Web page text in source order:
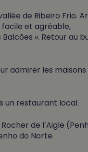
de Ribeiro Frio.
facile et agréable,
Balcões ». Retour au
admirer les maisons
un restaurant local.
de l’Aigle
do Norte.